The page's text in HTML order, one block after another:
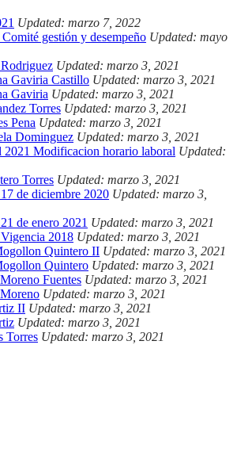
Updated: marzo 7, 2022
gestión y desempeño Updated: mayo
Updated: marzo 3, 2021
Gaviria Castillo Updated: marzo 3, 2021
Gaviria Updated: marzo 3, 2021
Torres Updated: marzo 3, 2021
Pena Updated: marzo 3, 2021
Dominguez Updated: marzo 3, 2021
2021 Modificacion horario laboral Updated:
Torres Updated: marzo 3, 2021
de diciembre 2020 Updated: marzo 3,
de enero 2021 Updated: marzo 3, 2021
2018 Updated: marzo 3, 2021
Quintero II Updated: marzo 3, 2021
Quintero Updated: marzo 3, 2021
Fuentes Updated: marzo 3, 2021
Updated: marzo 3, 2021
II Updated: marzo 3, 2021
Updated: marzo 3, 2021
Torres Updated: marzo 3, 2021